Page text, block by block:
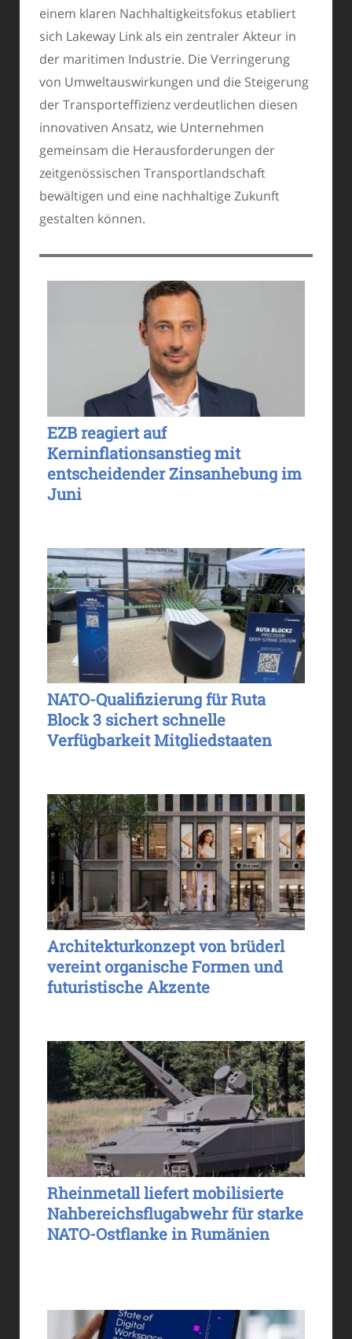
einem klaren Nachhaltigkeitsfokus etabliert
sich Lakeway Link als ein zentraler Akteur in
der maritimen Industrie. Die Verringerung
von Umweltauswirkungen und die Steigerung
der Transporteffizienz verdeutlichen diesen
innovativen Ansatz, wie Unternehmen
gemeinsam die Herausforderungen der
zeitgenössischen Transportlandschaft
bewältigen und eine nachhaltige Zukunft
gestalten können.
EZB reagiert auf
Kerninflationsanstieg mit
entscheidender Zinsanhebung im
Juni
NATO-Qualifizierung für Ruta
Block 3 sichert schnelle
Verfügbarkeit Mitgliedstaaten
Architekturkonzept von brüderl
vereint organische Formen und
futuristische Akzente
Rheinmetall liefert mobilisierte
Nahbereichsflugabwehr für starke
NATO-Ostflanke in Rumänien